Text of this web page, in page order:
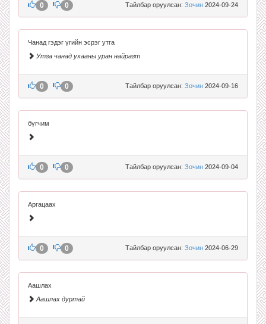
Тайлбар оруулсан: Зочин 2024-09-24
0 0
Чанад гэдэг үгийн эсрэг утга
Утга чанад ухааны уран найрагт
Тайлбар оруулсан: Зочин 2024-09-16
0 0
бүгчим
Тайлбар оруулсан: Зочин 2024-09-04
0 0
Аргацаах
Тайлбар оруулсан: Зочин 2024-06-29
0 0
Аашлах
Аашлах дуртай